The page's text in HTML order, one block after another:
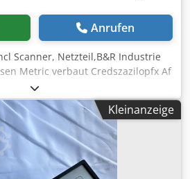
Anrufen
Scanner, Netzteil,B&R Industrie
Metric verbaut Credszazilopfx Af
Kleinanzeige